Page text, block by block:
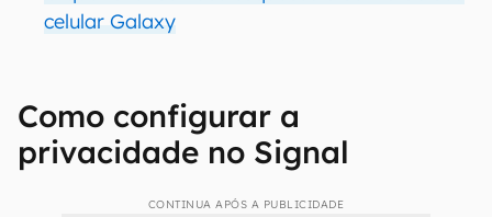
celular Galaxy
Como configurar a
privacidade no Signal
CONTINUA APÓS A PUBLICIDADE